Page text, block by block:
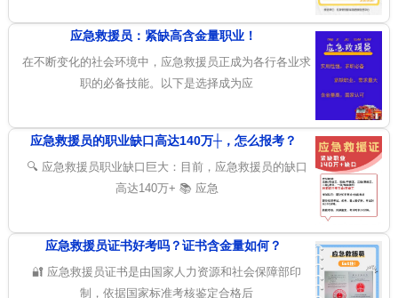
应急救援员：紧缺高含金量职业！
在不断变化的社会环境中，应急救援员正成为各行各业求
职的必备技能。以下是选择成为应
应急救援员的职业缺口高达140万┼，怎么报考？
🔍 应急救援员职业缺口巨大：目前，应急救援员的缺口
高达140万+ 📚 应急
应急救援员证书好考吗？证书含金量如何？
🔐 应急救援员证书是由国家人力资源和社会保障部印
制，依据国家标准考核鉴定合格后